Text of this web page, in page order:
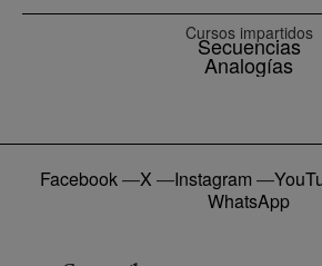
Cursos impartidos
Secuencias
Analogías
Facebook—X —Instagram —
WhatsApp